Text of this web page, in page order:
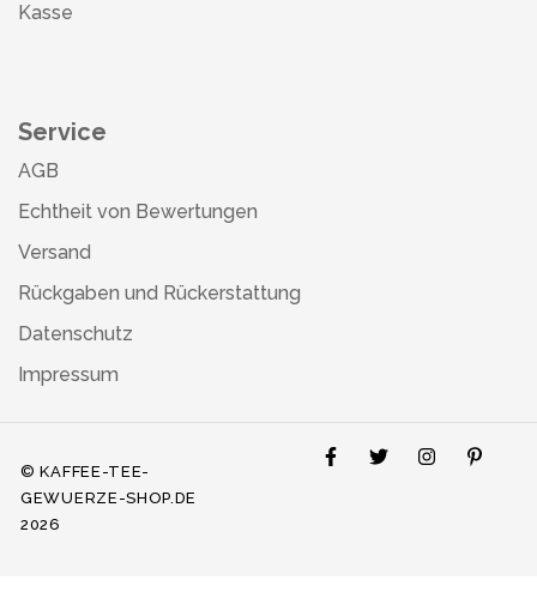
Kasse
Service
AGB
Echtheit von Bewertungen
Versand
Rückgaben und Rückerstattung
Datenschutz
Impressum
© KAFFEE-TEE-
GEWUERZE-SHOP.DE
2026